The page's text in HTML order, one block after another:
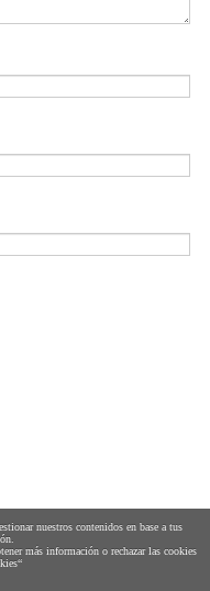
nuestros contenidos en base a tus
más información o rechazar las cookies